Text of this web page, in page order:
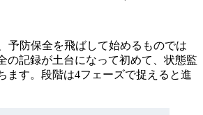
予防保全を飛ばして始めるものでは
の記録が土台になって初めて、状態監
ます。段階は4フェーズで捉えると進